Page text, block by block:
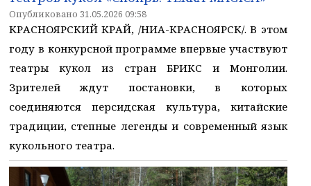
Опубликовано 31.05.2026 09:58
КРАСНОЯРСКИЙ КРАЙ, /НИА-КРАСНОЯРСК/. В этом
году в конкурсной программе впервые участвуют
театры кукол из стран БРИКС и Монголии.
Зрителей ждут постановки, в которых
соединяются персидская культура, китайские
традиции, степные легенды и современный язык
кукольного театра.